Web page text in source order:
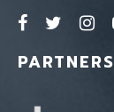
PARTNERS